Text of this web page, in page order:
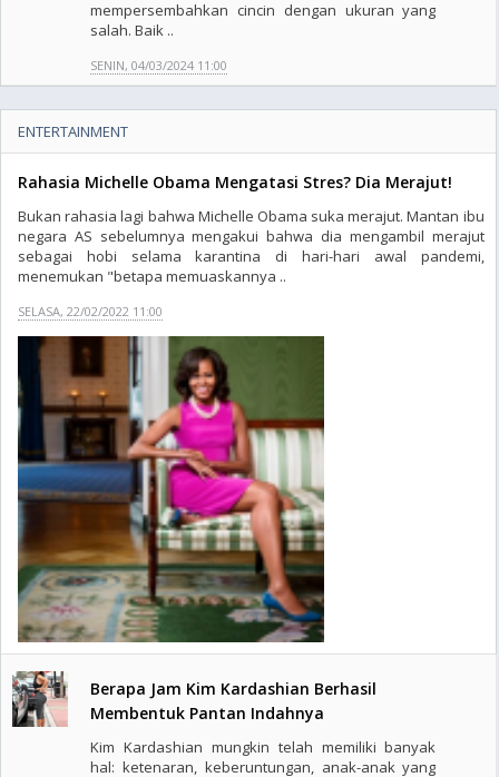
mempersembahkan cincin dengan ukuran yang
salah. Baik ..
SENIN, 04/03/2024 11:00
ENTERTAINMENT
Rahasia Michelle Obama Mengatasi Stres? Dia Merajut!
Bukan rahasia lagi bahwa Michelle Obama suka merajut. Mantan ibu
negara AS sebelumnya mengakui bahwa dia mengambil merajut
sebagai hobi selama karantina di hari-hari awal pandemi,
menemukan "betapa memuaskannya ..
SELASA, 22/02/2022 11:00
Berapa Jam Kim Kardashian Berhasil
Membentuk Pantan Indahnya
Kim Kardashian mungkin telah memiliki banyak
hal: ketenaran, keberuntungan, anak-anak yang